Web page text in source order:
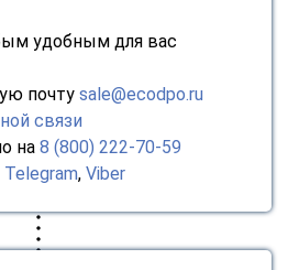
удобным для вас
почту sale@ecodpo.ru
связи
на 8 (800) 222-70-59
Telegram, Viber